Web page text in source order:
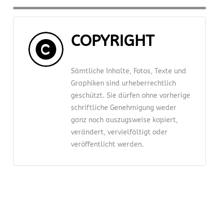
COPYRIGHT
Sämtliche Inhalte, Fotos, Texte und
Graphiken sind urheberrechtlich
geschützt. Sie dürfen ohne vorherige
schriftliche Genehmigung weder
ganz noch auszugsweise kopiert,
verändert, vervielfältigt oder
veröffentlicht werden.